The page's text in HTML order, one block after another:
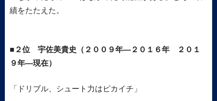
績をたたえた。
２位 宇佐美貴史（２００９年―２０１６年 ２０１
９年―現在）
「ドリブル、シュート力はピカイチ」